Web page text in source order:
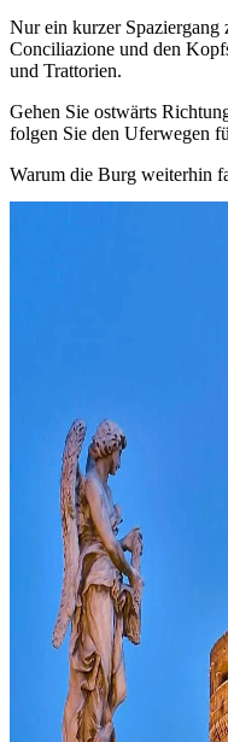
Nur ein kurzer Spaziergang
Conciliazione und den
und Trattorien.
Gehen Sie ostwärts
folgen Sie den Uferwegen
Warum die Burg weiterhin